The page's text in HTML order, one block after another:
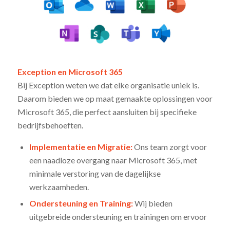
Exception en Microsoft 365
Bij Exception weten we dat elke organisatie uniek is.
Daarom bieden we op maat gemaakte oplossingen voor
Microsoft 365, die perfect aansluiten bij specifieke
bedrijfsbehoeften.
Implementatie en Migratie:Ons team zorgt voor
een naadloze overgang naar Microsoft 365, met
minimale verstoring van de dagelijkse
werkzaamheden.
Ondersteuning en Training:Wij bieden
uitgebreide ondersteuning en trainingen om ervoor